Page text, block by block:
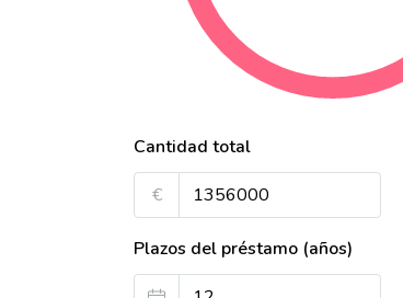
Cantidad total
€
Plazos del préstamo (años)